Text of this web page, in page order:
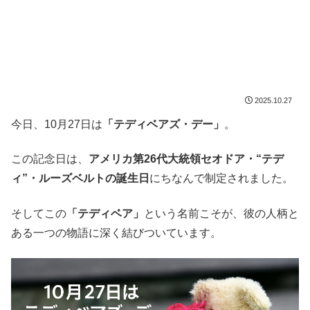
2025.10.27
今日、10月27日は 「テディベアズ・デー」 。
この記念日は、 アメリカ第26代大統領セオドア・“テデ
ィ”・ルーズベルトの誕生日 にちなんで制定されました。
そしてこの 「テディベア」
という名前こそが、彼の人柄と
ある一つの物語に深く結びついています。